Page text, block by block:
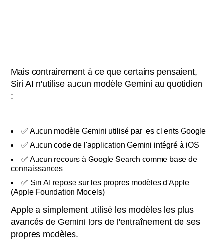
Mais contrairement à ce que certains pensaient,
Siri AI n'utilise aucun modèle Gemini au quotidien
:
✅ Aucun modèle Gemini utilisé par les clients Google
✅ Aucun code de l'application Gemini intégré à iOS
✅ Aucun recours à Google Search comme base de
connaissances
✅ Siri AI repose sur les propres modèles d'Apple
(Apple Foundation Models)
Apple a simplement utilisé les modèles les plus
avancés de Gemini lors de l'entraînement de ses
propres modèles.